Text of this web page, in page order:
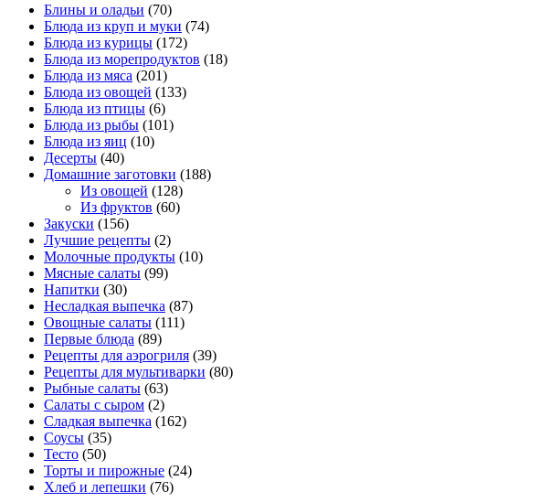
Блины и оладьи (70)
Блюда из круп и муки (74)
Блюда из курицы (172)
Блюда из морепродуктов (18)
Блюда из мяса (201)
Блюда из овощей (133)
Блюда из птицы (6)
Блюда из рыбы (101)
Блюда из яиц (10)
Десерты (40)
Домашние заготовки (188)
Из овощей (128)
Из фруктов (60)
Закуски (156)
Лучшие рецепты (2)
Молочные продукты (10)
Мясные салаты (99)
Напитки (30)
Несладкая выпечка (87)
Овощные салаты (111)
Первые блюда (89)
Рецепты для аэрогриля (39)
Рецепты для мультиварки (80)
Рыбные салаты (63)
Салаты с сыром (2)
Сладкая выпечка (162)
Соусы (35)
Тесто (50)
Торты и пирожные (24)
Хлеб и лепешки (76)